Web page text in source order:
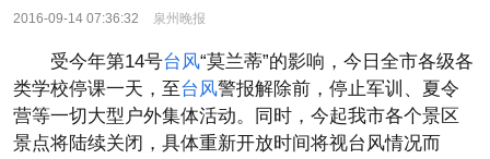
2016-09-14 07:36:32 泉州晚报
受今年第14号台风“莫兰蒂”的影响，今日全市各级各
类学校停课一天，至台风警报解除前，停止军训、夏令
营等一切大型户外集体活动。同时，今起我市各个景区
景点将陆续关闭，具体重新开放时间将视台风情况而